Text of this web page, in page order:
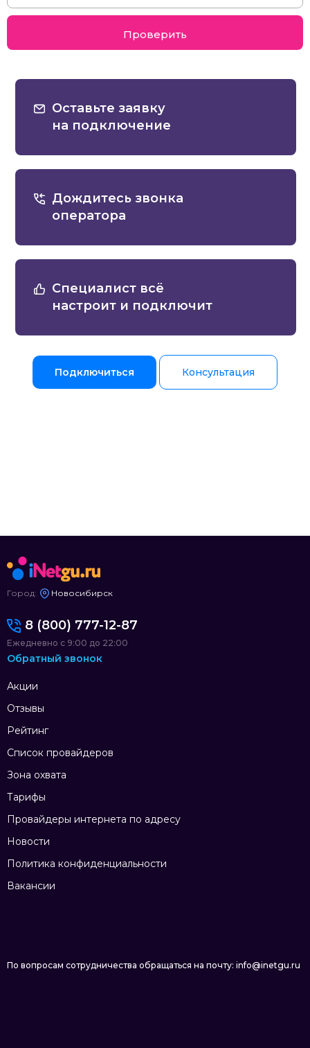
Проверить
Оставьте заявку
на подключение
Дождитесь звонка
оператора
Специалист всё
настроит и подключит
Подключиться Консультация
Город: Новосибирск
Акции
Отзывы
Рейтинг
Список провайдеров
Зона охвата
Тарифы
Провайдеры интернета по адресу
Новости
Политика конфиденциальности
Вакансии
8 (800) 777-12-87
Ежедневно с 9:00 до 22:00
Обратный звонок
По вопросам сотрудничества обращаться на почту: info@inetgu.ru